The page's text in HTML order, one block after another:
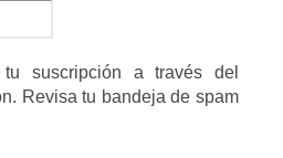
tu suscripción a través del
Revisa tu bandeja de spam